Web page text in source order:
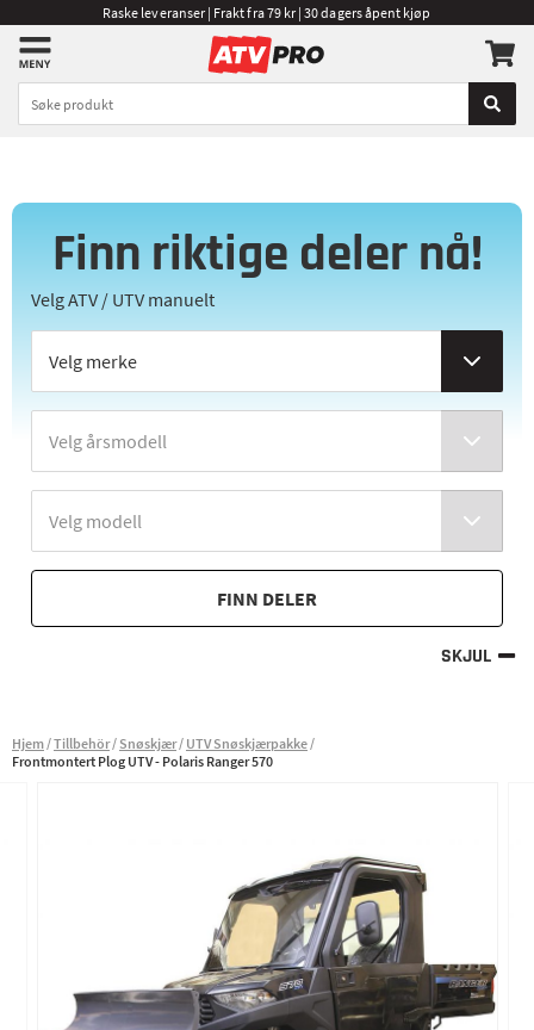
Raske leveranser | Frakt fra 79 kr | 30 dagers åpent kjøp
Finn riktige deler nå!
Velg ATV / UTV manuelt
FINN DELER
SKJUL
Hjem Tillbehör Snøskjær UTV Snøskjærpakke
Frontmontert Plog UTV - Polaris Ranger 570